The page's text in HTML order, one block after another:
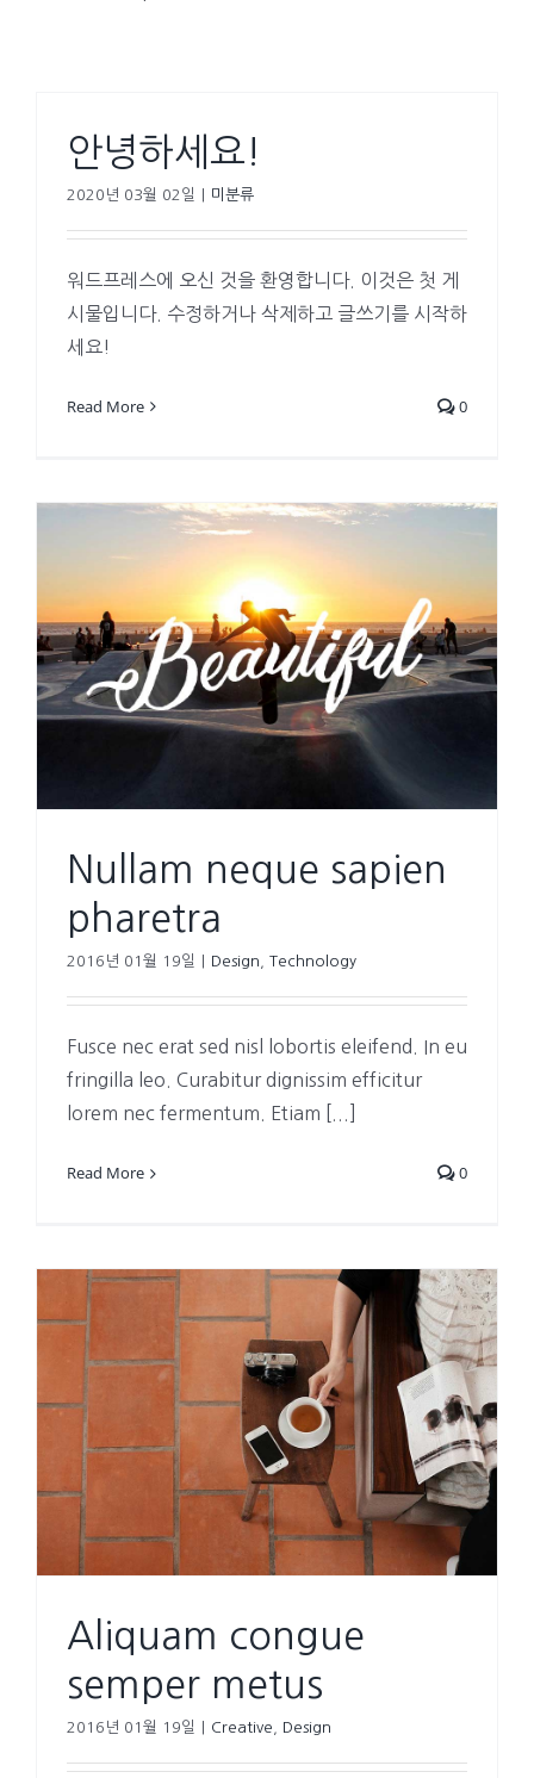
안녕하세요!
2020년 03월 02일 미분류
워드프레스에 오신 것을 환영합니다. 이것은 첫 게
시물입니다. 수정하거나 삭제하고 글쓰기를 시작하
세요!
Read More 0
Nullam neque sapien
pharetra
2016년 01월 19일 Design Technology
Fusce nec erat sed nisl lobortis eleifend. In eu
fringilla leo. Curabitur dignissim efficitur
lorem nec fermentum. Etiam [...]
Read More 0
Aliquam congue
semper metus
2016년 01월 19일 Creative Design